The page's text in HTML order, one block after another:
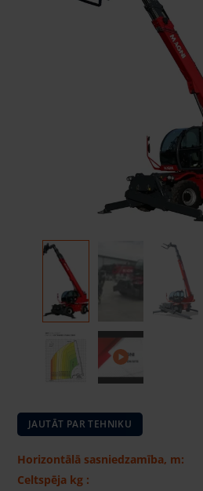
JAUTĀT PAR TEHNIKU
Horizontālā sasniedzamība, m:
Celtspēja kg :